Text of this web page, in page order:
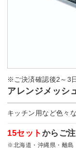
※ご決済確認後2～3
アレンジメッシ
キッチン用など色々
15セット からご
※北海道・沖縄県・離島